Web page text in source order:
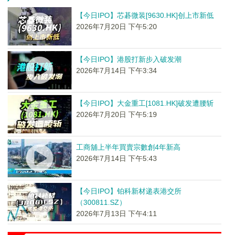
【今日IPO】芯碁微装[9630.HK]创上市新低
2026年7月20日 下午5:20
【今日IPO】港股打新步入破发潮
2026年7月14日 下午3:34
【今日IPO】大金重工[1081.HK]破发遭腰斩
2026年7月20日 下午5:19
工商舖上半年買賣宗數創4年新高
2026年7月14日 下午5:43
【今日IPO】铂科新材递表港交所
（300811.SZ）
2026年7月13日 下午4:11